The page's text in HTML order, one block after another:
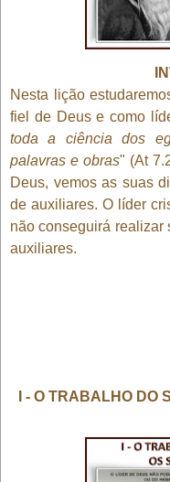
Nesta lição
fiel de Deus e como
toda a ciência dos
palavras e obras" (At
Deus, vemos as suas
de auxiliares. O líder
não conseguirá realizar
auxiliares.
I - O TRABALHO DO